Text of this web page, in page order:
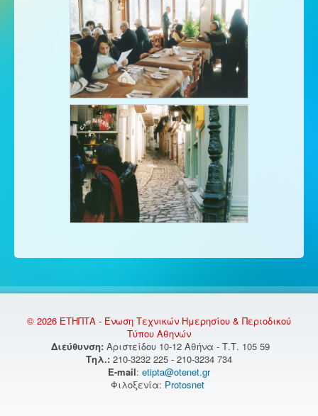
© 2026 ΕΤΗΠΤΑ - Ένωση Τεχνικών Ημερησίου & Περιοδικού
Τύπου Αθηνών
Διεύθυνση: Αριστείδου 10-12 Αθήνα - Τ.Τ. 105 59
Τηλ.: 210-3232 225 - 210-3234 734
E-mail: etipta@otenet.gr
Φιλοξενία: Protosnet